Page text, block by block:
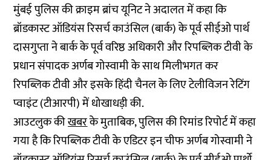
मुंबई पुलिस की क्राइम ब्रांच यूनिट ने अदालत में कहा कि
ब्रॉडकास्ट ऑडियंस रिसर्च काउंसिल (बार्क) के पूर्व सीईओ पार्थ
दासगुप्ता ने बार्क के पूर्व वरिष्ठ अधिकारी और रिपब्लिक टीवी के
प्रधान संपादक अर्णब गोस्वामी के साथ मिलीभगत कर
रिपब्लिक टीवी और इसके हिंदी चैनल के लिए टेलीविजन रेटिंग
प्वाइंट (टीआरपी) में धोखाधड़ी की.
आउटलुक कीखबरके मुताबिक, पुलिस की रिमांड रिपोर्ट में कहा
गया है कि रिपब्लिक टीवी के एडिटर इन चीफ अर्णब गोस्वामी ने